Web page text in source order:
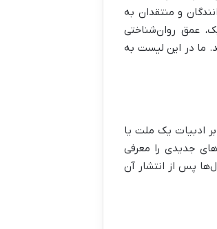
و منتقدان به
عمق روان‌شناختی
ما در این لیست به
ادبیات یک ملت یا
جدیدی را معرفی
پس از انتشار آن